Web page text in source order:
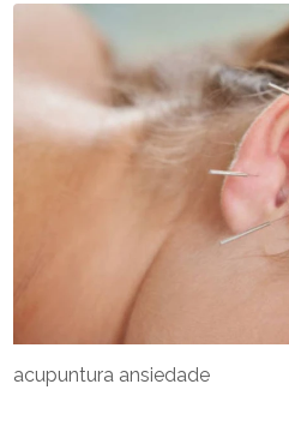
acupuntura ansiedade